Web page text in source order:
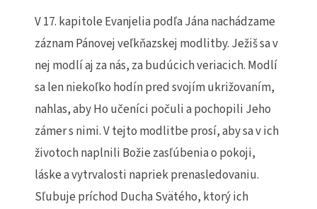
V 17. kapitole Evanjelia podľa Jána nachádzame
záznam Pánovej veľkňazskej modlitby. Ježiš sa v
nej modlí aj za nás, za budúcich veriacich. Modlí
sa len niekoľko hodín pred svojím ukrižovaním,
nahlas, aby Ho učeníci počuli a pochopili Jeho
zámer s nimi. V tejto modlitbe prosí, aby sa v ich
životoch naplnili Božie zasľúbenia o pokoji,
láske a vytrvalosti napriek prenasledovaniu.
Sľubuje príchod Ducha Svätého, ktorý ich